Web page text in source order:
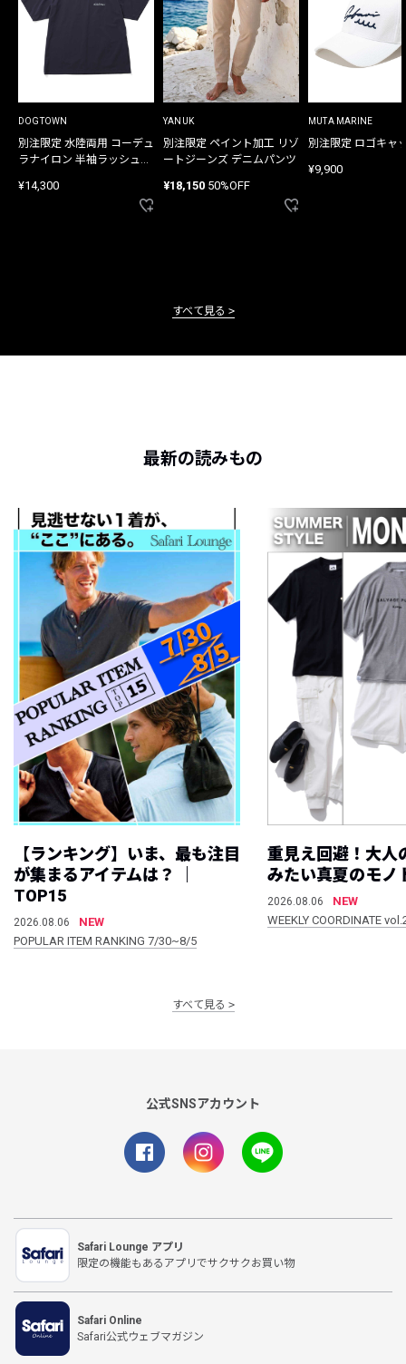
DOGTOWN
別注限定 水陸両用 コーデュ
ラナイロン 半袖ラッシュガ
¥14,300
YANUK
別注限定 ペイント加工 リゾ
ートジーンズ デニムパンツ
¥18,150 50%OFF
MUTA MARINE
別注限定 ロゴキャ
¥9,900
すべて見る
最新の読みもの
【ランキング】いま、最も注目
が集まるアイテムは？ ｜
TOP15
2026.08.06
NEW
POPULAR ITEM RANKING 7/30~8/5
重見え回避！大人
みたい真夏のモノ
2026.08.06
NEW
WEEKLY COORDINATE
すべて見る
公式SNSアカウント
Safari Lounge アプリ
限定の機能もあるアプリでサクサクお買い物
Safari Online
Safari公式ウェブマガジン